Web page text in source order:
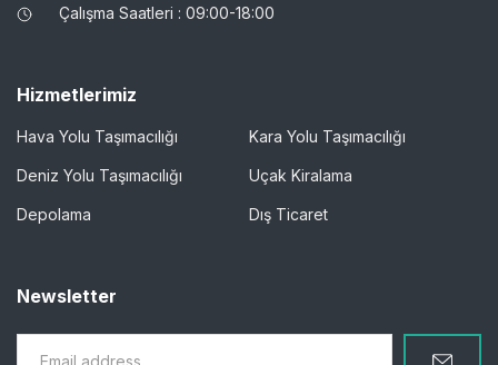
Çalışma Saatleri : 09:00-18:00
Hizmetlerimiz
Hava Yolu Taşımacılığı Kara Yolu Taşımacılığı
Deniz Yolu Taşımacılığı Uçak Kiralama
Depolama Dış Ticaret
Newsletter